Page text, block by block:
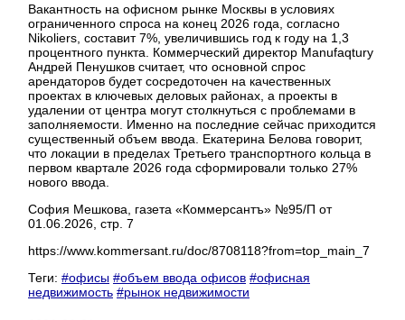
Вакантность на офисном рынке Москвы в условиях
ограниченного спроса на конец 2026 года, согласно
Nikoliers, составит 7%, увеличившись год к году на 1,3
процентного пункта. Коммерческий директор Manufaqtury
Андрей Пенушков считает, что основной спрос
арендаторов будет сосредоточен на качественных
проектах в ключевых деловых районах, а проекты в
удалении от центра могут столкнуться с проблемами в
заполняемости. Именно на последние сейчас приходится
существенный объем ввода. Екатерина Белова говорит,
что локации в пределах Третьего транспортного кольца в
первом квартале 2026 года сформировали только 27%
нового ввода.
София Мешкова, газета «Коммерсантъ» №95/П от
01.06.2026, стр. 7
https://www.kommersant.ru/doc/8708118?from=top_main_7
Теги: #офисы #объем ввода офисов #офисная
недвижимость #рынок недвижимости